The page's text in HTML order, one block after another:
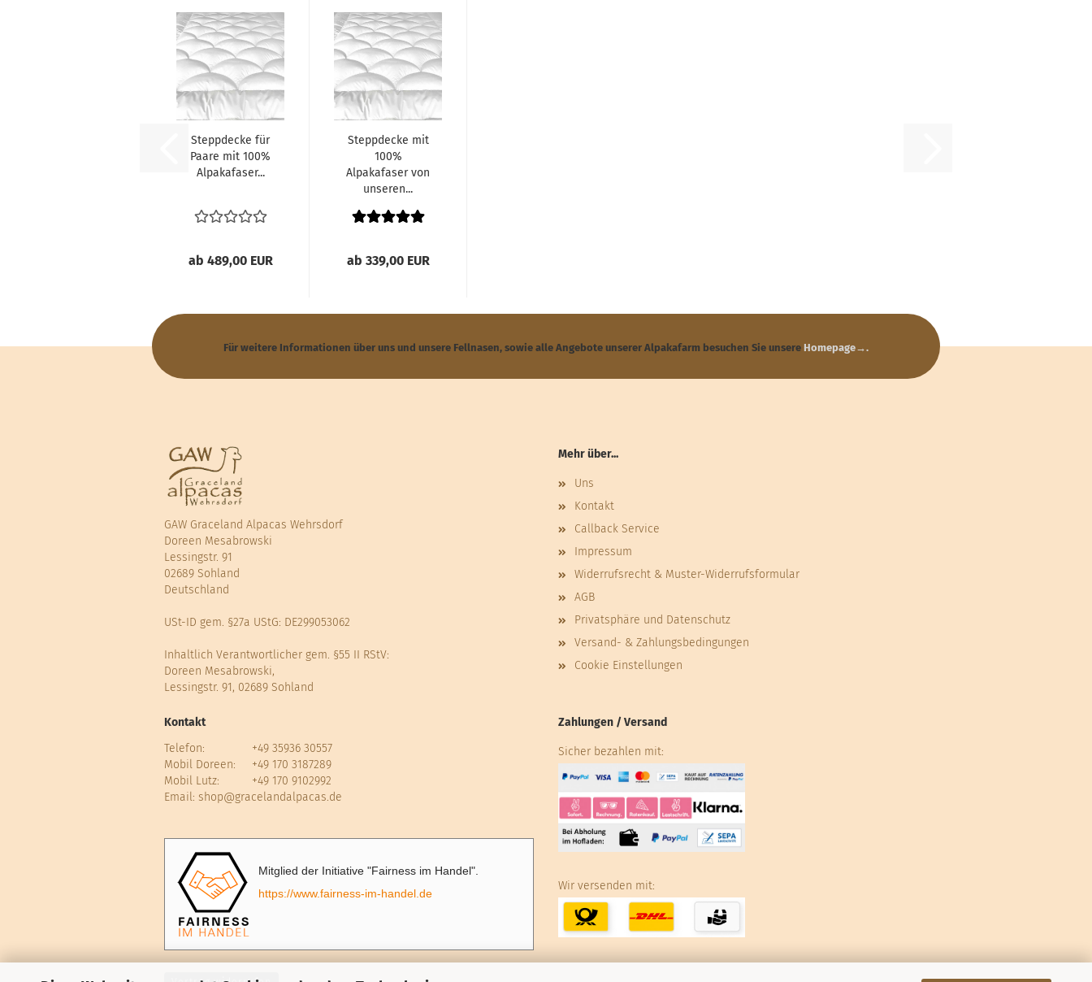
Steppdecke für
Paare mit 100%
Alpakafaser...
ab 489,00 EUR
Steppdecke mit
100%
Alpakafaser von
unseren...
ab 339,00 EUR
Für weitere Informationen über uns und unsere Fellnasen, sowie alle Angebote unserer Alpakafarm besuchen Sie unsere Homepage→.
GAW Graceland Alpacas Wehrsdorf
Doreen Mesabrowski
Lessingstr. 91
02689 Sohland
Deutschland
USt-ID gem. §27a UStG: DE299053062
Inhaltlich Verantwortlicher gem. §55 II RStV:
Doreen Mesabrowski,
Lessingstr. 91, 02689 Sohland
Mehr über...
Uns
Kontakt
Callback Service
Impressum
Widerrufsrecht & Muster-Widerrufsformular
AGB
Privatsphäre und Datenschutz
Versand- & Zahlungsbedingungen
Cookie Einstellungen
Kontakt
Telefon:
+49 35936 30557
Mobil Doreen:
+49 170 3187289
Mobil Lutz:
+49 170 9102992
Email: shop@gracelandalpacas.de
Mitglied der Initiative "Fairness im Handel".
https://www.fairness-im-handel.de
Zahlungen / Versand
Sicher bezahlen mit:
Wir versenden mit: